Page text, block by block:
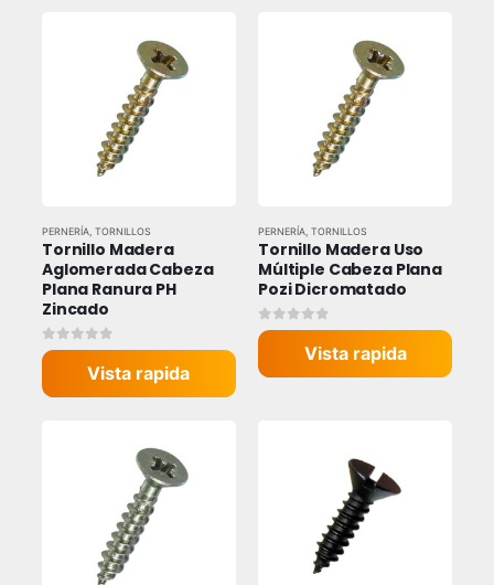
PERNERÍA, TORNILLOS
Tornillo Madera
Aglomerada Cabeza
Plana Ranura PH
Zincado
0out of 5
Vista rapida
PERNERÍA TORNILLOS
Tornillo Madera Uso
Múltiple Cabeza Plana
Pozi Dicromatado
0out of 5
Vista rapida